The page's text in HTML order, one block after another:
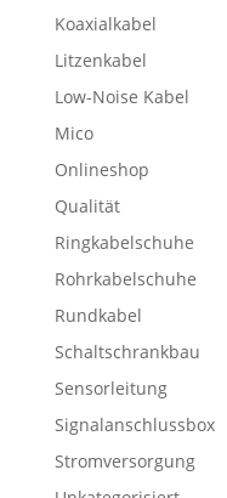
Koaxialkabel
Litzenkabel
Low-Noise Kabel
Mico
Onlineshop
Qualität
Ringkabelschuhe
Rohrkabelschuhe
Rundkabel
Schaltschrankbau
Sensorleitung
Signalanschlussbox
Stromversorgung